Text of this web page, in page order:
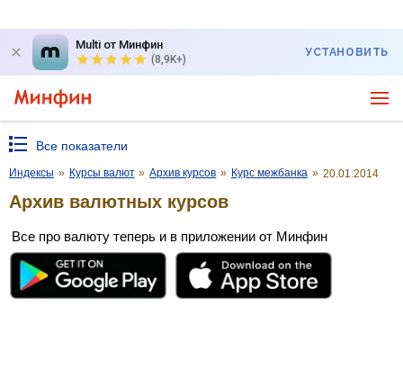
Multi от Минфин
(8,9K+)
УСТАНОВИТЬ
Все показатели
Индексы » Курсы валют » Архив курсов » Курс межбанка » 20.01.2014
Архив валютных курсов
Все про валюту теперь и в приложении от Минфин